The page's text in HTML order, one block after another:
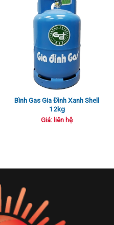
Bình Gas Gia Đình Xanh Shell
12kg
Giá: liên hệ